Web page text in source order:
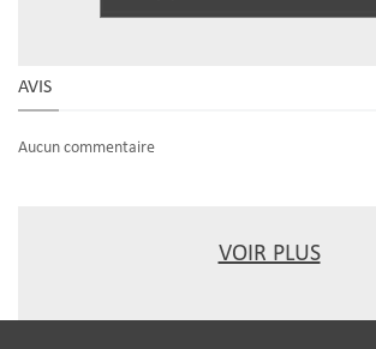
AVIS
Aucun commentaire
VOIR PLUS